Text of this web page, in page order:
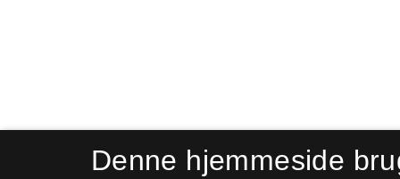
Denne hjemmeside